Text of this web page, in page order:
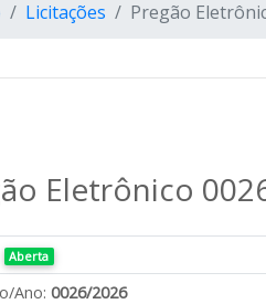
Licitações Pregão
Eletrônico
Aberta
Ano: 0026/2026